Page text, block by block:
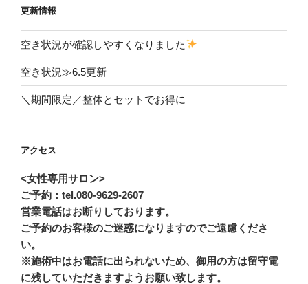
更新情報
空き状況が確認しやすくなりました
空き状況≫6.5更新
＼期間限定／整体とセットでお得に
アクセス
<女性専用サロン>
ご予約：tel.080-9629-2607
営業電話はお断りしております。
ご予約のお客様のご迷惑になりますのでご遠慮くださ
い。
※施術中はお電話に出られないため、御用の方は留守電
に残していただきますようお願い致します。